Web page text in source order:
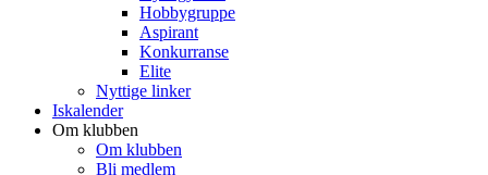
Hobbygruppe
Aspirant
Konkurranse
Elite
Nyttige linker
Iskalender
Om klubben
Om klubben
Bli medlem